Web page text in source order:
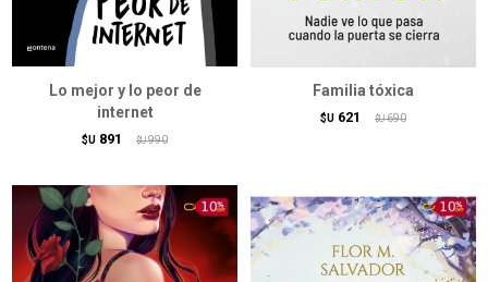
Lo mejor y lo peor de
internet
$U 891 $U 990
Familia tóxica
$U 621 $U 690